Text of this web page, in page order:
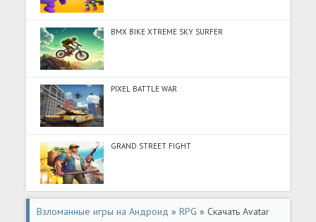
BMX BIKE XTREME SKY SURFER
PIXEL BATTLE WAR
GRAND STREET FIGHT
Взломанные игры на Андроид »RPG » Скачать Avatar